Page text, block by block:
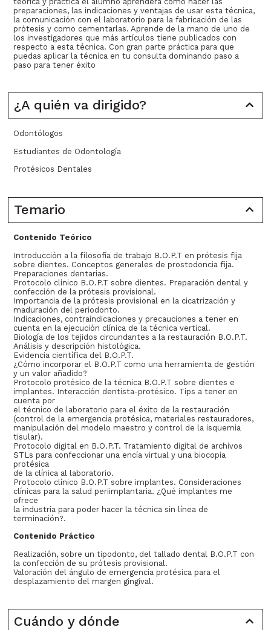
preparaciones, las indicaciones y ventajas de usar esta técnica,
la comunicación con el laboratorio para la fabricación de las
prótesis y como cementarlas. Aprende de la mano de uno de
los investigadores que más artículos tiene publicados con
respecto a esta técnica. Con gran parte práctica para que
puedas aplicar la técnica en tu consulta dominando paso a
paso para tener éxito
¿A quién va dirigido?
Odontólogos
Estudiantes de Odontología
Protésicos Dentales
Temario
Contenido Teórico
Introducción a la filosofía de trabajo B.O.P.T en prótesis fija
sobre dientes. Conceptos generales de prostodoncia fija.
Preparaciones dentarias.
Protocolo clínico B.O.P.T sobre dientes. Preparación dental y
confección de la prótesis provisional.
Importancia de la prótesis provisional en la cicatrización y
maduración del periodonto.
Indicaciones, contraindicaciones y precauciones a tener en
cuenta en la ejecución clínica de la técnica vertical.
Biología de los tejidos circundantes a la restauración B.O.P.T.
Análisis y descripción histológica.
Evidencia científica del B.O.P.T.
¿Cómo incorporar el B.O.P.T como una herramienta de gestión
y un valor añadido?
Protocolo protésico de la técnica B.O.P.T sobre dientes e
implantes. Interacción dentista-protésico. Tips a tener en
cuenta por
el técnico de laboratorio para el éxito de la restauración
(control de la emergencia protésica, materiales restauradores,
manipulación del modelo maestro y control de la isquemia
tisular).
Protocolo digital en B.O.P.T. Tratamiento digital de archivos
STLs para confeccionar una encía virtual y una biocopia
protésica
de la clínica al laboratorio.
Protocolo clínico B.O.P.T sobre implantes. Consideraciones
clínicas para la salud periimplantaria. ¿Qué implantes me
ofrece
la industria para poder hacer la técnica sin línea de
terminación?.
Contenido Práctico
Realización, sobre un tipodonto, del tallado dental B.O.P.T con
la confección de su prótesis provisional.
Valoración del ángulo de emergencia protésica para el
desplazamiento del margen gingival.
Cuándo y dónde